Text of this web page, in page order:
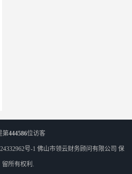
第444586位访客
号-1 佛山市领云财务顾问有限公司 保
留所有权利.